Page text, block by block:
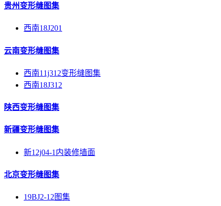
贵州变形缝图集
西南18J201
云南变形缝图集
西南11j312变形缝图集
西南18J312
陕西变形缝图集
新疆变形缝图集
新12j04-1内装修墙面
北京变形缝图集
19BJ2-12图集